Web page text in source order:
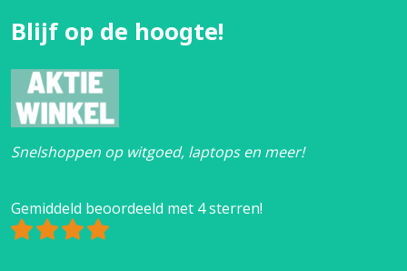
Blijf op de hoogte!
Snelshoppen op witgoed, laptops en meer!
Gemiddeld beoordeeld met 4 sterren!